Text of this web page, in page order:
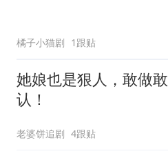
橘子小猫剧 1跟贴
她娘也是狠人，敢做敢
认！
老婆饼追剧 4跟贴